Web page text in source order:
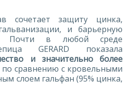
сочетает защиту цинка,
и барьерную
Почти в любой среде
GERARD показала
и значительно более
по сравнению с кровельными
слоем гальфан (95% цинка,